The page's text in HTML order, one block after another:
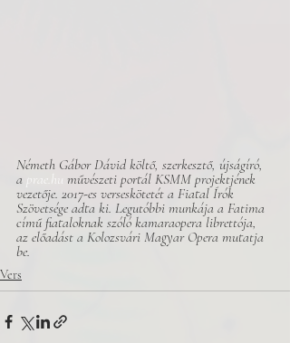
Németh Gábor Dávid költő, szerkesztő, újságíró,
a prae.hu művészeti portál KSMM projektjének
vezetője. 2017-es verseskötetét a Fiatal Írók
Szövetsége adta ki. Legutóbbi munkája a Fatima
című fiataloknak szóló kamaraopera librettója,
az előadást a Kolozsvári Magyar Opera mutatja
be.
Vers